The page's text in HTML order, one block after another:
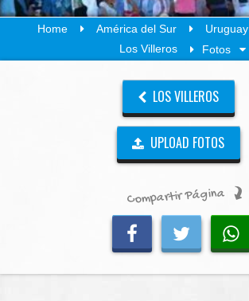
Home América del Sur Uruguay
Los Villeros
Fotos
LOS VILLEROS
UPLOAD FOTOS
Compartir Página